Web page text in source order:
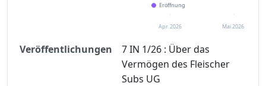
Eröffnung
Apr. 2026 Mai 2026
Veröffentlichungen
7 IN 1/26 : Über das
Vermögen des Fleischer
Subs UG